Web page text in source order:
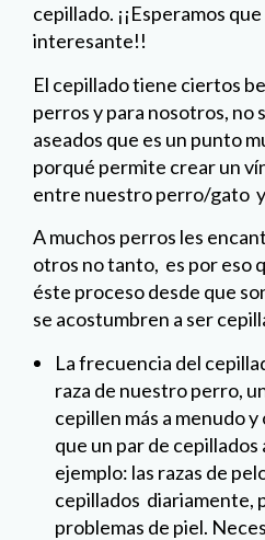
cepillado. ¡¡Esperamos
interesante!!
El cepillado tiene ciertos
perros y para nosotros, no
aseados que es un punto
porqué permite crear un
entre nuestro perro/gato
A muchos perros les
otros no tanto, es por eso
éste proceso desde que
se acostumbren a ser
La frecuencia del
raza de nuestro perro,
cepillen más a menudo
que un par de cepillados
ejemplo: las razas de
cepillados diariamente,
problemas de piel.